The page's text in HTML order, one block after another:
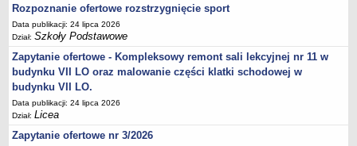
Dane podstawowe
Statut
Majątek
Godziny dyżurów
Ogłoszenia
Zarządzenia
Rejestry, ewidencje, archiwa
Rozpoznanie ofertowe rozstrzygnięcie sport
Data publikacji: 24 lipca 2026
Dział:Szkoły Podstawowe
Zapytanie ofertowe - Kompleksowy remont sali lekcyjnej nr 11 w
budynku VII LO oraz malowanie części klatki schodowej w
budynku VII LO.
Data publikacji: 24 lipca 2026
Dział:Licea
Zapytanie ofertowe nr 3/2026